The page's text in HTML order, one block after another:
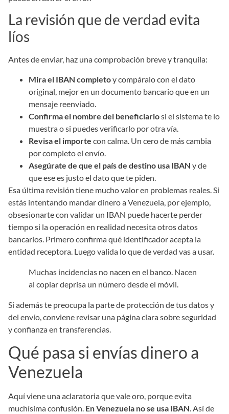
La revisión que de verdad evita
líos
Antes de enviar, haz una comprobación breve y tranquila:
Mira el IBAN completoy compáralo con el dato
original, mejor en un documento bancario que en un
mensaje reenviado.
Confirma el nombre del beneficiariosi el sistema te lo
muestra o si puedes verificarlo por otra vía.
Revisa el importe con calma. Un cero de más cambia
por completo el envío.
Asegúrate de que el país de destino usa IBAN y de
que ese es justo el dato que te piden.
Esa última revisión tiene mucho valor en problemas reales. Si
estás intentando mandar dinero a Venezuela, por ejemplo,
obsesionarte con validar un IBAN puede hacerte perder
tiempo si la operación en realidad necesita otros datos
bancarios. Primero confirma qué identificador acepta la
entidad receptora. Luego valida lo que de verdad vas a usar.
Muchas incidencias no nacen en el banco. Nacen
al copiar deprisa un número desde el móvil.
Si además te preocupa la parte de protección de tus datos y
del envío, conviene revisar una página clara sobre seguridad
y confianza en transferencias.
Qué pasa si envías dinero a
Venezuela
Aquí viene una aclaratoria que vale oro, porque evita
muchísima confusión. En Venezuela no se usa IBAN. Así de